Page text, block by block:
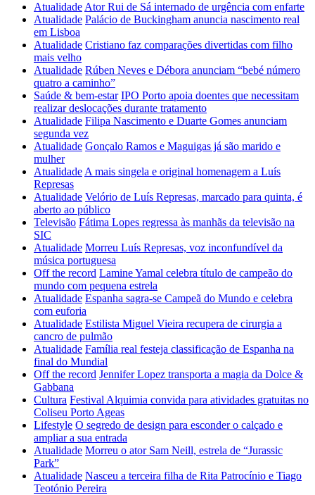
Atualidade Ator Rui de Sá internado de urgência com enfarte
Atualidade Palácio de Buckingham anuncia nascimento real
em Lisboa
Atualidade Cristiano faz comparações divertidas com filho
mais velho
Atualidade Rúben Neves e Débora anunciam “bebé número
quatro a caminho”
Saúde & bem-estar IPO Porto apoia doentes que necessitam
realizar deslocações durante tratamento
Atualidade Filipa Nascimento e Duarte Gomes anunciam
segunda vez
Atualidade Gonçalo Ramos e Maguigas já são marido e
mulher
Atualidade A mais singela e original homenagem a Luís
Represas
Atualidade Velório de Luís Represas, marcado para quinta, é
aberto ao público
Televisão Fátima Lopes regressa às manhãs da televisão na
SIC
Atualidade Morreu Luís Represas, voz inconfundível da
música portuguesa
Off the record Lamine Yamal celebra título de campeão do
mundo com pequena estrela
Atualidade Espanha sagra-se Campeã do Mundo e celebra
com euforia
Atualidade Estilista Miguel Vieira recupera de cirurgia a
cancro de pulmão
Atualidade Família real festeja classificação de Espanha na
final do Mundial
Off the record Jennifer Lopez transporta a magia da Dolce &
Gabbana
Cultura Festival Alquimia convida para atividades gratuitas no
Coliseu Porto Ageas
Lifestyle O segredo de design para esconder o calçado e
ampliar a sua entrada
Atualidade Morreu o ator Sam Neill, estrela de “Jurassic
Park”
Atualidade Nasceu a terceira filha de Rita Patrocínio e Tiago
Teotónio Pereira